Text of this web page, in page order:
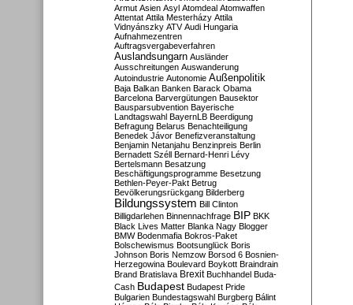
Armut Asien Asyl Atomdeal Atomwaffen
Attentat Attila Mesterházy Attila
Vidnyánszky ATV Audi Hungaria
Aufnahmezentren
Auftragsvergabeverfahren
Auslandsungarn Ausländer
Ausschreitungen Auswanderung
Autoindustrie Autonomie Außenpolitik
Baja Balkan Banken Barack Obama
Barcelona Barvergütungen Bausektor
Bausparsubvention Bayerische
Landtagswahl BayernLB Beerdigung
Befragung Belarus Benachteiligung
Benedek Jávor Benefizveranstaltung
Benjamin Netanjahu Benzinpreis Berlin
Bernadett Széll Bernard-Henri Lévy
Bertelsmann Besatzung
Beschäftigungsprogramme Besetzung
Bethlen-Peyer-Pakt Betrug
Bevölkerungsrückgang Bilderberg
Bildungssystem Bill Clinton
Billigdarlehen Binnennachfrage BIP BKK
Black Lives Matter Blanka Nagy Blogger
BMW Bodenmafia Bokros-Paket
Bolschewismus Bootsunglück Boris
Johnson Boris Nemzow Borsod 6 Bosnien-
Herzegowina Boulevard Boykott Braindrain
Brand Bratislava Brexit Buchhandel Buda-
Cash Budapest Budapest Pride
Bulgarien Bundestagswahl Burgberg Bálint